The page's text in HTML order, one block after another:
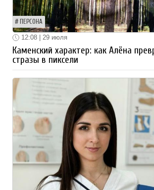
ПЕРСОНА
12:08 | 29 июля
Каменский характер: как Алёна
стразы в пиксели